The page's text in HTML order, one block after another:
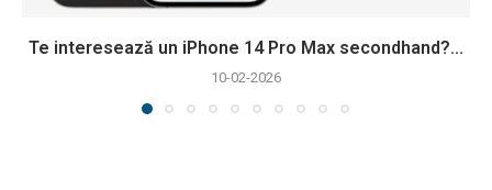
Te interesează un iPhone 14 Pro Max secondhand?...
10-02-2026